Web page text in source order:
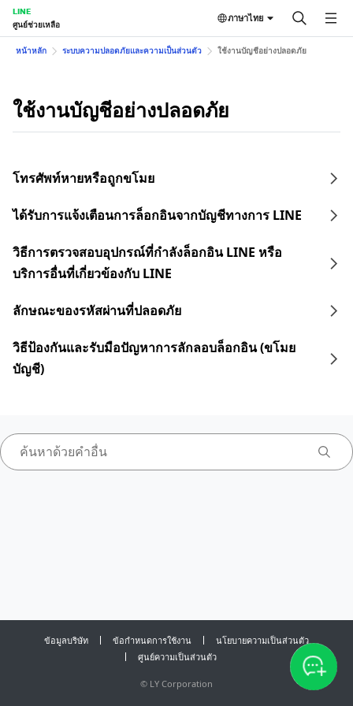
LINE
ศูนย์ช่วยเหลือ
ภาษาไทย
หน้าหลัก ระบบความปลอดภัยและความเป็นส่วนตัว ใช้งานบัญชีอย่างปลอดภัย
ใช้งานบัญชีอย่างปลอดภัย
โทรศัพท์หายหรือถูกขโมย
ได้รับการแจ้งเตือนการล็อกอินจากบัญชีทางการ LINE
วิธีการตรวจสอบอุปกรณ์ที่กำลังล็อกอิน LINE หรือ
บริการอื่นที่เกี่ยวข้องกับ LINE
ลักษณะของรหัสผ่านที่ปลอดภัย
วิธีป้องกันและรับมือปัญหาการลักลอบล็อกอิน (ขโมย
บัญชี)
ข้อมูลบริษัท ข้อกำหนดการใช้งาน
นโยบายความเป็นส่วนตัว
ศูนย์ความเป็นส่วนตัว
© LY Corporation